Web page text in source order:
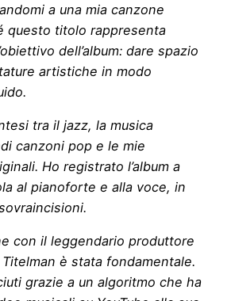
a una mia canzone
questo titolo rappresenta
dell’album: dare spazio
artistiche in modo
tra il jazz, la musica
canzoni pop e le mie
Ho registrato l’album a
al pianoforte e alla voce, in
con il leggendario produttore
è stata fondamentale.
grazie a un algoritmo che ha